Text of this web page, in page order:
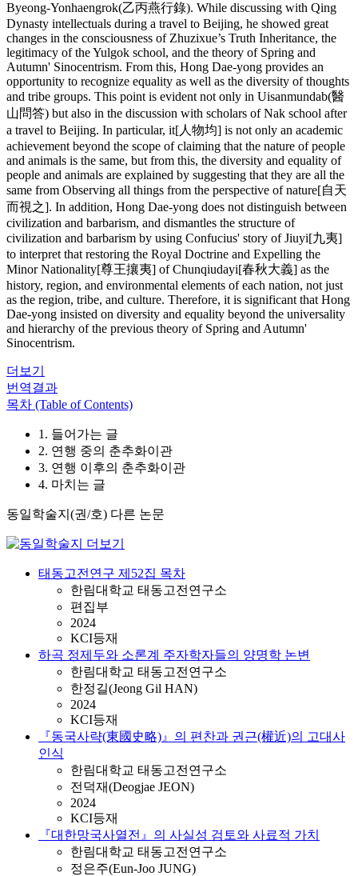
Byeong-Yonhaengrok(乙丙燕行錄). While discussing with Qing
Dynasty intellectuals during a travel to Beijing, he showed great
changes in the consciousness of Zhuzixue’s Truth Inheritance, the
legitimacy of the Yulgok school, and the theory of Spring and
Autumn' Sinocentrism. From this, Hong Dae-yong provides an
opportunity to recognize equality as well as the diversity of thoughts
and tribe groups. This point is evident not only in Uisanmundab(醫
山問答) but also in the discussion with scholars of Nak school after
a travel to Beijing. In particular, it[人物均] is not only an academic
achievement beyond the scope of claiming that the nature of people
and animals is the same, but from this, the diversity and equality of
people and animals are explained by suggesting that they are all the
same from Observing all things from the perspective of nature[自天
而視之]. In addition, Hong Dae-yong does not distinguish between
civilization and barbarism, and dismantles the structure of
civilization and barbarism by using Confucius' story of Jiuyi[九夷]
to interpret that restoring the Royal Doctrine and Expelling the
Minor Nationality[尊王攘夷] of Chunqiudayi[春秋大義] as the
history, region, and environmental elements of each nation, not just
as the region, tribe, and culture. Therefore, it is significant that Hong
Dae-yong insisted on diversity and equality beyond the universality
and hierarchy of the previous theory of Spring and Autumn'
Sinocentrism.
더보기
번역결과
목차 (Table of Contents)
1. 들어가는 글
2. 연행 중의 춘추화이관
3. 연행 이후의 춘추화이관
4. 마치는 글
동일학술지(권/호) 다른 논문
태동고전연구 제52집 목차
한림대학교 태동고전연구소
편집부
2024
KCI등재
하곡 정제두와 소론계 주자학자들의 양명학 논변
한림대학교 태동고전연구소
한정길(Jeong Gil HAN)
2024
KCI등재
『동국사략(東國史略)』의 편찬과 권근(權近)의 고대사
인식
한림대학교 태동고전연구소
전덕재(Deogjae JEON)
2024
KCI등재
『대한망국사열전』의 사실성 검토와 사료적 가치
한림대학교 태동고전연구소
정은주(Eun-Joo JUNG)